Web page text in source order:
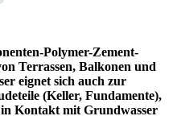
Polymer-Zement-
Terrassen, Balkonen und
eignet sich auch zur
(Keller, Fundamente),
Kontakt mit Grundwasser